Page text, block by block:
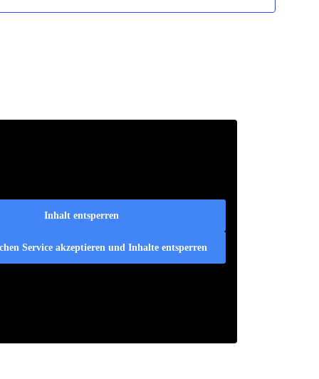
Inhalt entsperren
Service akzeptieren und Inhalte entsperren